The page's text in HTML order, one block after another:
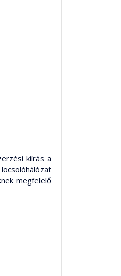
kiírás a
megfelelő